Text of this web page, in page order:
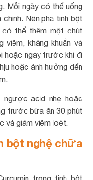
Mỗi ngày có thể uống
Nên pha tinh bột
có thể thêm một chút
viêm, kháng khuẩn và
hoặc ngay trước khi đi
hoặc ảnh hưởng đến
acid nhẹ hoặc
trước bữa ăn 30 phút
và giảm viêm loét.
bột nghệ chữa